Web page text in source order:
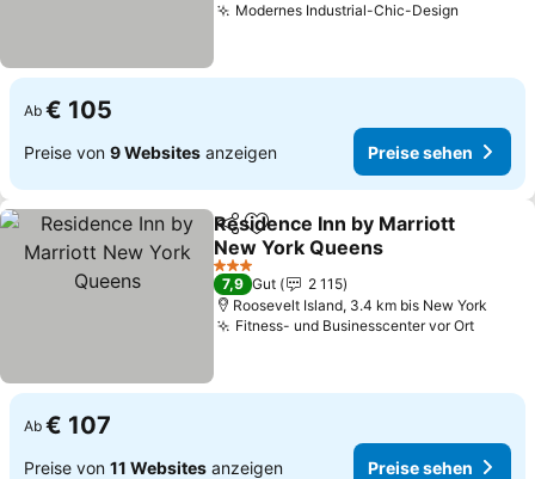
Modernes Industrial-Chic-Design
Ab € 105
Preise von 9 Websites anzeigen Preise sehen
TeilenZu Favoriten hinzufügen
Residence Inn by Marriott
New York Queens
3 Sterne
7,9 Gut
2 115
Roosevelt Island, 3.4 km bis New York
Fitness- und Businesscenter vor Ort
Ab € 107
Preise von 11 Websites anzeigen Preise sehen